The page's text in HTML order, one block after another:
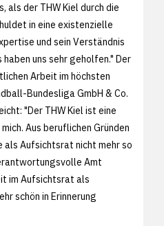
als der THW Kiel durch die
in eine existenzielle
und sein Verständnis
uns sehr geholfen." Der
Arbeit im höchsten
Bundesliga GmbH & Co.
"Der THW Kiel ist eine
Aus beruflichen Gründen
als Aufsichtsrat nicht mehr so
Amt
im Aufsichtsrat als
schön in Erinnerung